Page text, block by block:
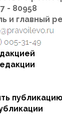
- 80958
и главный
публикацию